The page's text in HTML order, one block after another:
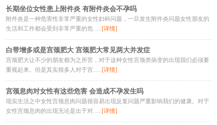
长期坐位女性患上附件炎 有附件炎会不孕吗
附件炎是一种危害性非常严重的女性妇科问题，一旦发生附件炎问题女性朋友的
生活和工作都会受到非常严重的危......[详情]
白带增多或是宫颈肥大 宫颈肥大常见两大并发症
宫颈肥大让不少的朋友都为之所苦，对于这种女性宫颈类病变的出现我们必须要
重视起来。但是其实很多人对于宫......[详情]
宫颈息肉对女性有这些危害 会造成不孕发生吗
现实生活之中女性宫颈息肉问题很容易出现反复问题严重影响我们的健康。对于
女性宫颈息肉的出现无论是出于对......[详情]